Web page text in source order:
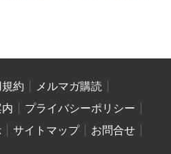
約
メルマガ購読
プライバシーポリシー
サイトマップ
お問合せ